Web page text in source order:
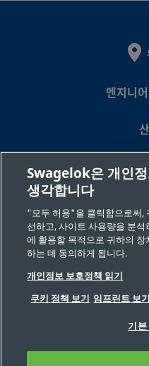
엔지니
지
회
Swagelok은 개인
생각합니다
"모두 허용"을 클릭함으로써,
선하고, 사이트 사용량을 분
에 활용할 목적으로 귀하의
하는 데 동의하게 됩니다.
개인정보 보호정책 읽기
쿠키 정책 보기 임프린트 보기
기본